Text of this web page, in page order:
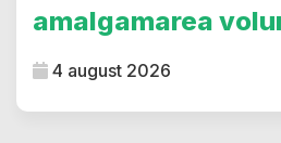
amalgamarea
4 august 2026